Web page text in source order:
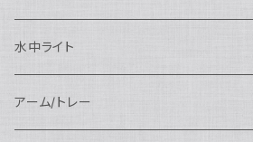
SEA&SEA
Nauticam
AOI
Panasonic用
Nauticam
FUJIFILM用
マクロポート
ドームポート
フラットポート
FIX
アクセサリー
Athena
SEA&SEA
アクセサリー
AOI
アクセサリー
アクセサリー
マクロコンバージョンレンズ
Nauticam
ワイドコンバージョンレンズ
水中ライト
大光量 3000ルーメン以上
アーム/トレー